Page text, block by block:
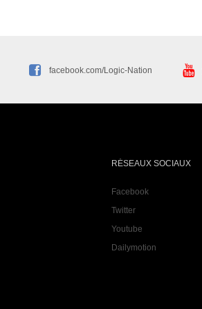
facebook.com/Logic-Nation
RÉSEAUX SOCIAUX
Facebook
Twitter
Youtube
Dailymotion